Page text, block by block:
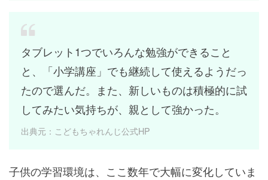
タブレット1つでいろんな勉強ができること
と、「小学講座」でも継続して使えるようだっ
たので選んだ。また、新しいものは積極的に試
してみたい気持ちが、親として強かった。
出典元：こどもちゃれんじ公式HP
子供の学習環境は、ここ数年で大幅に変化していま